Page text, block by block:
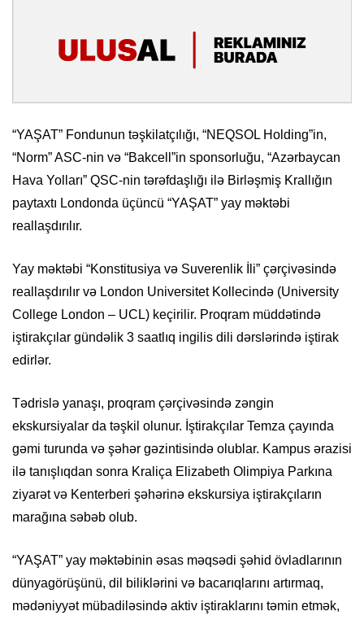
“YAŞAT” Fondunun təşkilatçılığı, “NEQSOL Holding”in,
“Norm” ASC-nin və “Bakcell”in sponsorluğu, “Azərbaycan
Hava Yolları” QSC-nin tərəfdaşlığı ilə Birləşmiş Krallığın
paytaxtı Londonda üçüncü “YAŞAT” yay məktəbi
reallaşdırılır.
Yay məktəbi “Konstitusiya və Suverenlik İli” çərçivəsində
reallaşdırılır və London Universitet Kollecində (University
College London – UCL) keçirilir. Proqram müddətində
iştirakçılar gündəlik 3 saatlıq ingilis dili dərslərində iştirak
edirlər.
Tədrislə yanaşı, proqram çərçivəsində zəngin
ekskursiyalar da təşkil olunur. İştirakçılar Temza çayında
gəmi turunda və şəhər gəzintisində olublar. Kampus ərazisi
ilə tanışlıqdan sonra Kraliça Elizabeth Olimpiya Parkına
ziyarət və Kenterberi şəhərinə ekskursiya iştirakçıların
marağına səbəb olub.
“YAŞAT” yay məktəbinin əsas məqsədi şəhid övladlarının
dünyagörüşünü, dil biliklərini və bacarıqlarını artırmaq,
mədəniyyət mübadiləsində aktiv iştiraklarını təmin etmək,